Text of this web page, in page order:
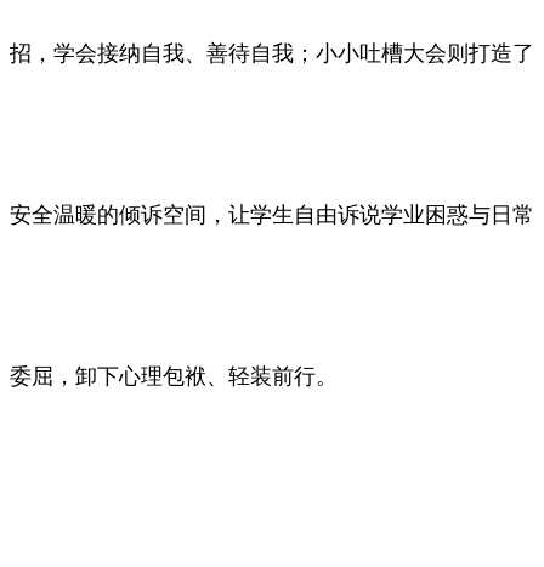
招，学会接纳自我、善待自我；小小吐槽大会则打造了
安全温暖的倾诉空间，让学生自由诉说学业困惑与日常
委屈，卸下心理包袱、轻装前行。